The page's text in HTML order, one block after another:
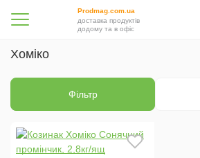
Prodmag.com.ua
доставка продуктів
додому та в офіс
Хоміко
Фільтр